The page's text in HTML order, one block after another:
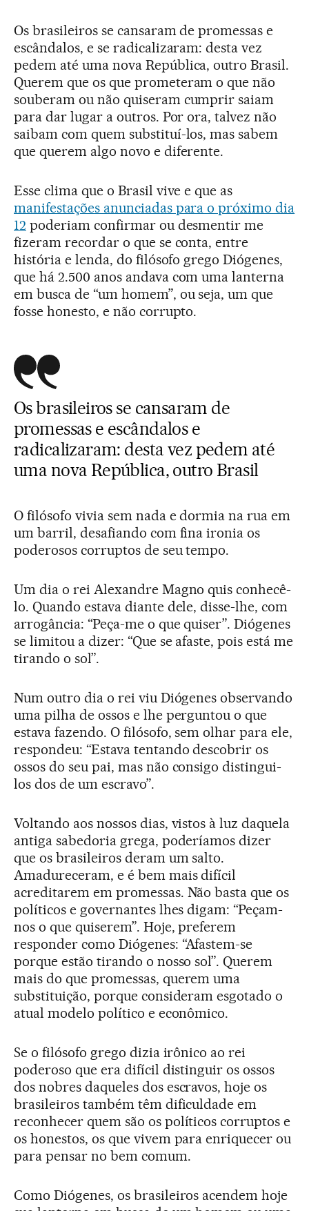
Os brasileiros se cansaram de promessas e
escândalos, e se radicalizaram: desta vez
pedem até uma nova República, outro Brasil.
Querem que os que prometeram o que não
souberam ou não quiseram cumprir saiam
para dar lugar a outros. Por ora, talvez não
saibam com quem substituí-los, mas sabem
que querem algo novo e diferente.
Esse clima que o Brasil vive e que as
manifestações anunciadas para o próximo dia
12 poderiam confirmar ou desmentir me
fizeram recordar o que se conta, entre
história e lenda, do filósofo grego Diógenes,
que há 2.500 anos andava com uma lanterna
em busca de “um homem”, ou seja, um que
fosse honesto, e não corrupto.
Os brasileiros se cansaram de
promessas e escândalos e
radicalizaram: desta vez pedem até
uma nova República, outro Brasil
O filósofo vivia sem nada e dormia na rua em
um barril, desafiando com fina ironia os
poderosos corruptos de seu tempo.
Um dia o rei Alexandre Magno quis conhecê-
lo. Quando estava diante dele, disse-lhe, com
arrogância: “Peça-me o que quiser”. Diógenes
se limitou a dizer: “Que se afaste, pois está me
tirando o sol”.
Num outro dia o rei viu Diógenes observando
uma pilha de ossos e lhe perguntou o que
estava fazendo. O filósofo, sem olhar para ele,
respondeu: “Estava tentando descobrir os
ossos do seu pai, mas não consigo distingui-
los dos de um escravo”.
Voltando aos nossos dias, vistos à luz daquela
antiga sabedoria grega, poderíamos dizer
que os brasileiros deram um salto.
Amadureceram, e é bem mais difícil
acreditarem em promessas. Não basta que os
políticos e governantes lhes digam: “Peçam-
nos o que quiserem”. Hoje, preferem
responder como Diógenes: “Afastem-se
porque estão tirando o nosso sol”. Querem
mais do que promessas, querem uma
substituição, porque consideram esgotado o
atual modelo político e econômico.
Se o filósofo grego dizia irônico ao rei
poderoso que era difícil distinguir os ossos
dos nobres daqueles dos escravos, hoje os
brasileiros também têm dificuldade em
reconhecer quem são os políticos corruptos e
os honestos, os que vivem para enriquecer ou
para pensar no bem comum.
Como Diógenes, os brasileiros acendem hoje